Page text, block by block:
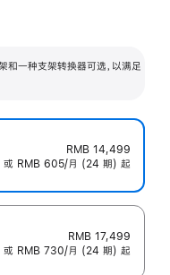
一种支架转换器可选，以满足
RMB 14,499
或 RMB 605/月 (24 期) 起
RMB 17,499
或 RMB 730/月 (24 期) 起